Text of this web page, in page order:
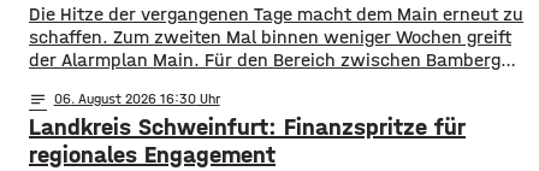
Die Hitze der vergangenen Tage macht dem Main erneut zu
schaffen. Zum zweiten Mal binnen weniger Wochen greift
der Alarmplan Main. Für den Bereich zwischen Bamberg
mainabwärts die zweite von drei Warnstufen. Zwar gibt es
aktuell mit dem Sauerstoffgehalt im Wasser noch keine
Probleme, allerdings ist die Wassertemperatur
notes 06. August 2026 16:30
Landkreis Schweinfurt: Finanzspritze für
regionales Engagement